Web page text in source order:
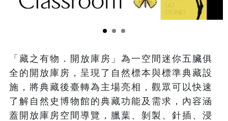
「藏之有物．開放庫房」為一空間迷你五臟俱
全的開放庫房，呈現了自然標本與標準典藏設
施，將典藏後臺轉為主場亮相，觀眾可以快速
了解自然史博物館的典藏功能及需求，內容涵
蓋開放庫房空間導覽，臘葉、剝製、針插、浸